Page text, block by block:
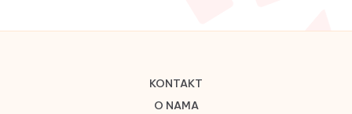
KONTAKT
O NAMA